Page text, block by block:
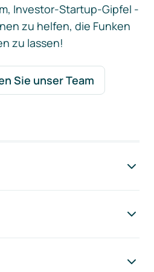
Investor-Startup-Gipfel -
zu helfen, die Funken
zu lassen!
Sie unser Team